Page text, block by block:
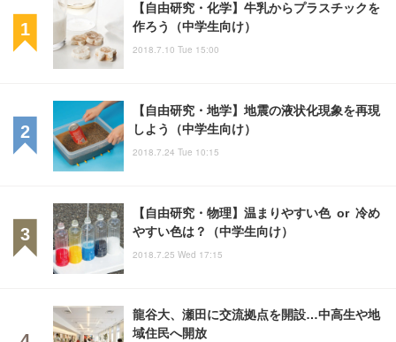
【自由研究・化学】牛乳からプラスチックを
作ろう（中学生向け）
2018.7.10 Tue 15:00
【自由研究・地学】地震の液状化現象を再現
しよう（中学生向け）
2018.7.24 Tue 10:15
【自由研究・物理】温まりやすい色 or 冷め
やすい色は？（中学生向け）
2018.7.25 Wed 17:15
龍谷大、瀬田に交流拠点を開設…中高生や地
域住民へ開放